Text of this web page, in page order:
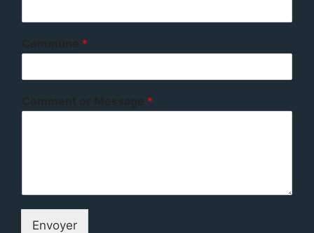
*
*
Envoyer